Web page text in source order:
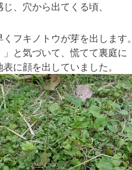
、穴から出てくる頃、
フキノトウが芽を出します。
と気づいて、慌てて裏庭に
に顔を出していました。